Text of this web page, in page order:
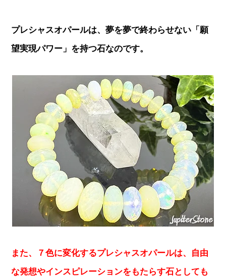
プレシャスオパールは、夢を夢で終わらせない「願
望実現パワー」を持つ石なのです。
また、７色に変化するプレシャスオパールは、自由
な発想やインスピレーションをもたらす石としても